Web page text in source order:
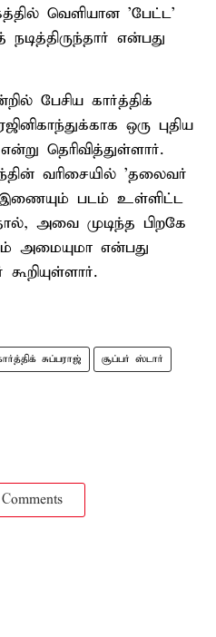
வெளியான 'பேட்ட'
நடித்திருந்தார் என்பது
பேசிய கார்த்திக்
ஒரு புதிய
தெரிவித்துள்ளார்.
வரிசையில் 'தலைவர்
இணையும் படம் உள்ளிட்ட
அவை முடிந்த பிறகே
அமையுமா என்பது
சுப்பராஜ் சூப்பர் ஸ்டார்